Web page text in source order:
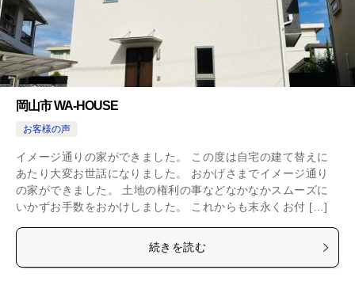
岡山市 WA-HOUSE
お客様の声
イメージ通りの家ができました。 この度は自宅の建て替えに
あたり大変お世話になりました。 おかげさまでイメージ通り
の家ができました。 土地の権利の事などなかなかスムーズに
いかずお手数をおかけしました。 これからも末永くお付 […]
続きを読む